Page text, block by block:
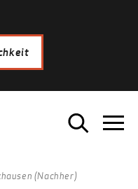
(Nachher)